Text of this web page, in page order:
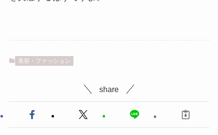
美容・ファッション
share